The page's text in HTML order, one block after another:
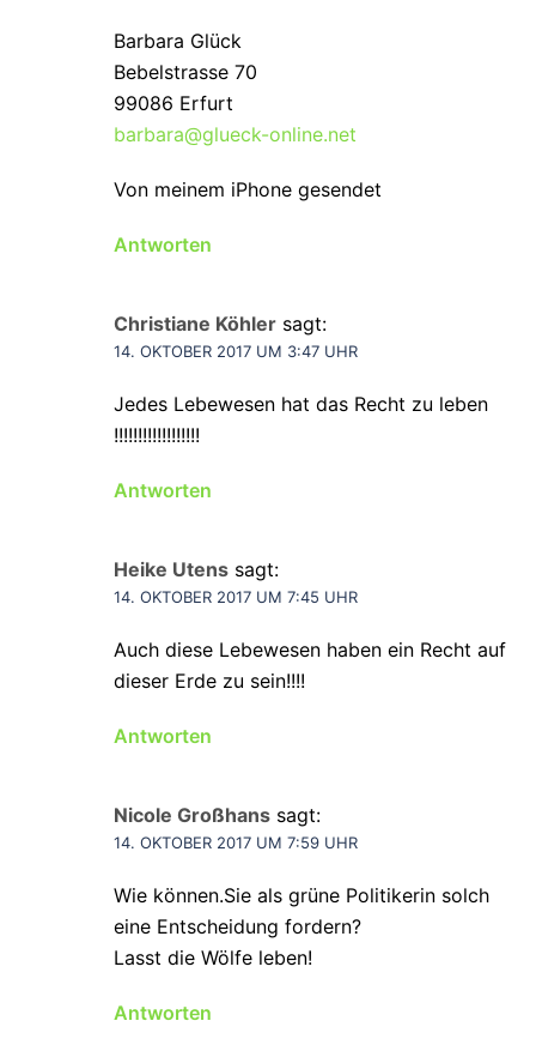
Barbara Glück
Bebelstrasse 70
99086 Erfurt
barbara@glueck-online.net
Von meinem iPhone gesendet
Antworten
Christiane Köhler sagt:
14. OKTOBER 2017 UM 3:47 UHR
Jedes Lebewesen hat das Recht zu leben
!!!!!!!!!!!!!!!!!!
Antworten
Heike Utens sagt:
14. OKTOBER 2017 UM 7:45 UHR
Auch diese Lebewesen haben ein Recht auf
dieser Erde zu sein!!!!
Antworten
Nicole Großhans sagt:
14. OKTOBER 2017 UM 7:59 UHR
Wie können.Sie als grüne Politikerin solch
eine Entscheidung fordern?
Lasst die Wölfe leben!
Antworten